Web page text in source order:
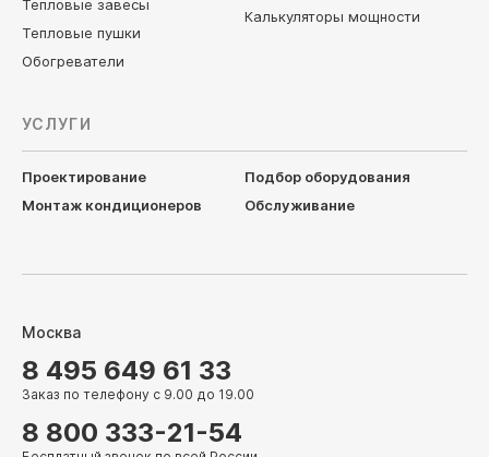
Тепловые завесы
Тепловые пушки
Обогреватели
Калькуляторы мощности
УСЛУГИ
Проектирование
Подбор оборудования
Монтаж кондиционеров
Обслуживание
Москва
8 495 649 61 33
Заказ по телефону с 9.00 до 19.00
8 800 333-21-54